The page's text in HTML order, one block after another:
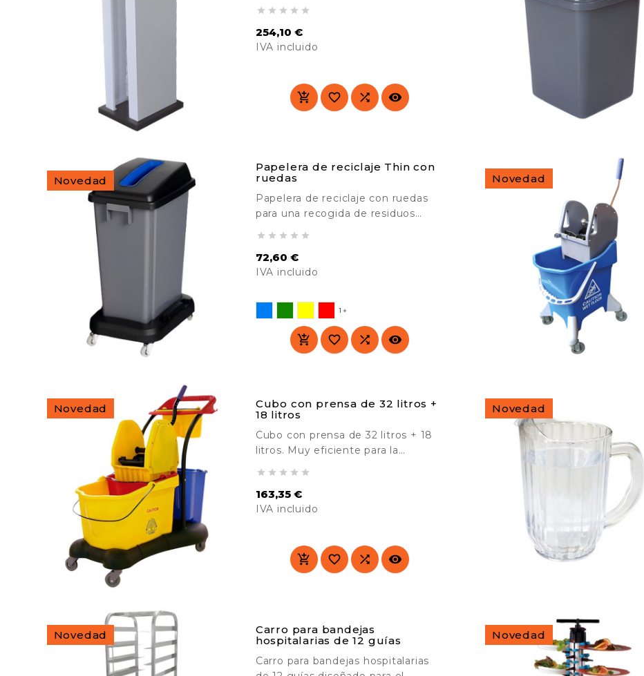
comerciales, etc.
    
254,10 €
IVA incluido
   
Novedad
Papelera de reciclaje Thin con
ruedas
Papelera de reciclaje con ruedas
para una recogida de residuos
centros públicos, colegios,
polideportivos, etc.
    
72,60 €
IVA incluido
1 
   
Novedad
Novedad
Cubo con prensa de 32 litros +
18 litros
Cubo con prensa de 32 litros + 18
litros. Muy eficiente para la
otro cubo auxiliar. Compatible con
las fregonas de hasta 450 gramos.
    
163,35 €
IVA incluido
   
Novedad
Novedad
Carro para bandejas
hospitalarias de 12 guías
Carro para bandejas hospitalarias
Novedad